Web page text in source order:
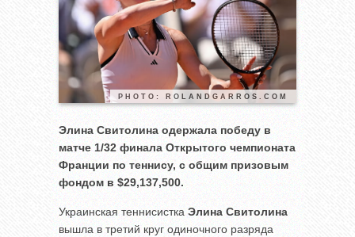
PHOTO: ROLANDGARROS.COM
Элина Свитолина одержала победу в
матче 1/32 финала Открытого чемпионата
Франции по теннису, с общим призовым
фондом в $29,137,500.
Украинская теннисистка Элина Свитолина
вышла в третий круг одиночного разряда